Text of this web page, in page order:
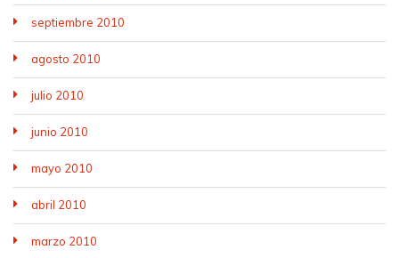
septiembre 2010
agosto 2010
julio 2010
junio 2010
mayo 2010
abril 2010
marzo 2010